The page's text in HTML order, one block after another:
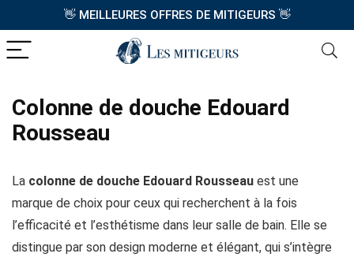
👋MEILLEURES OFFRES DE MITIGEURS 👋
Colonne de douche Edouard
Rousseau
La colonne de douche Edouard Rousseau est une
marque de choix pour ceux qui recherchent à la fois
l’efficacité et l’esthétisme dans leur salle de bain. Elle se
distingue par son design moderne et élégant, qui s’intègre